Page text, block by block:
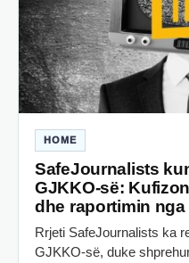
HOME
SafeJournalists
GJKKO-së:
dhe raportimin
Rrjeti SafeJournalists ka
GJKKO-së, duke